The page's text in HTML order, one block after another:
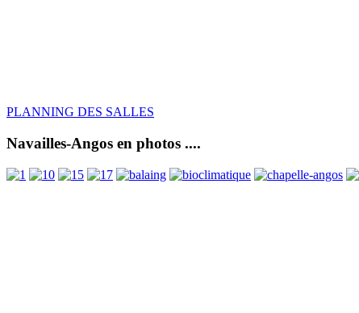
PLANNING DES SALLES
Navailles-Angos en photos ....